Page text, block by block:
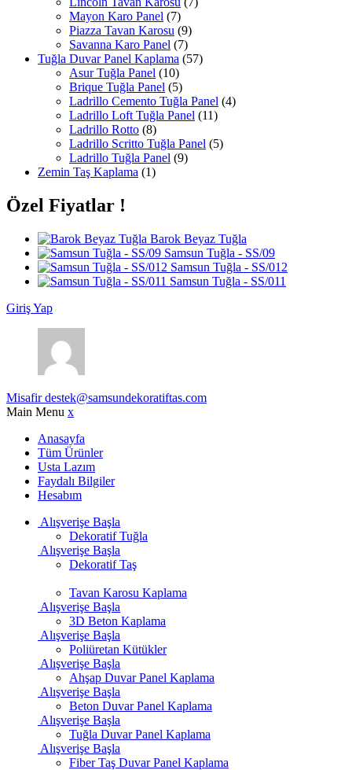
Mayon Karo Panel (7)
Piazza Tavan Karosu (9)
Savanna Karo Panel (7)
Tuğla Duvar Panel Kaplama (57)
Asur Tuğla Panel (10)
Brique Tuğla Panel (5)
Ladrillo Cemento Tuğla Panel (4)
Ladrillo Loft Tuğla Panel (11)
Ladrillo Rotto (8)
Ladrillo Scritto Tuğla Panel (5)
Ladrillo Tuğla Panel (9)
Zemin Taş Kaplama (1)
Özel Fiyatlar !
Barok Beyaz Tuğla
Samsun Tuğla - SS/09
Samsun Tuğla - SS/012
Samsun Tuğla - SS/011
Giriş Yap
Misafirdestek@samsundekoratiftas.com
Main Menu x
Anasayfa
Tüm Ürünler
Usta Lazım
Faydalı Bilgiler
Hesabım
Alışverişe Başla
Dekoratif Tuğla
Alışverişe Başla
Dekoratif Taş
Tavan Karosu Kaplama
Alışverişe Başla
3D Beton Kaplama
Alışverişe Başla
Poliüretan Kütükler
Alışverişe Başla
Ahşap Duvar Panel Kaplama
Alışverişe Başla
Beton Duvar Panel Kaplama
Alışverişe Başla
Tuğla Duvar Panel Kaplama
Alışverişe Başla
Fiber Taş Duvar Panel Kaplama